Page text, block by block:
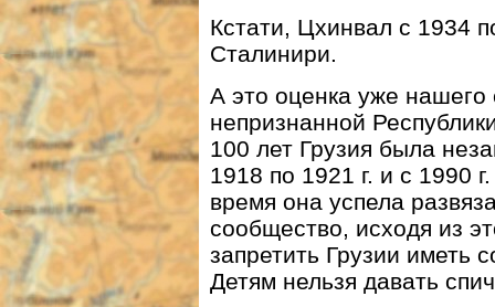
Кстати, Цхинвал с 1934
Сталинири.
А это оценка уже
непризнанной
100 лет Грузия была
1918 по 1921 г. и с 1990
время она успела
сообщество, исходя из
запретить Грузии иметь
Детям нельзя давать